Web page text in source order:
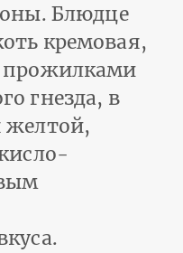
Блюдце
кремовая,
прожилками
гнезда, в
желтой,